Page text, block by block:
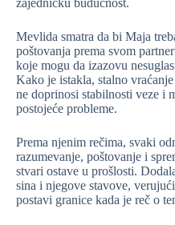
Mevlida smatra da bi Maja
poštovanja prema svom
koje mogu da izazovu
Kako je istakla, stalno
ne doprinosi stabilnosti veze i
postojeće probleme.
Prema njenim rečima, svaki
razumevanje, poštovanje i
stvari ostave u prošlosti.
sina i njegove stavove,
postavi granice kada je reč o